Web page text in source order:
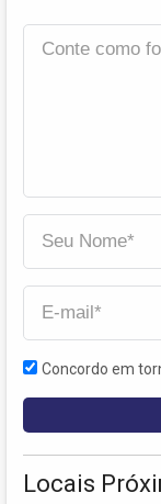
Concordo em
Locais